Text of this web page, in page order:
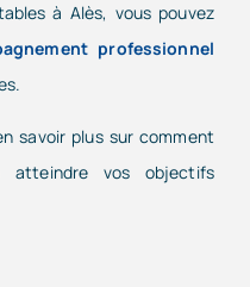
à Alès, vous pouvez
professionnel
savoir plus sur comment
atteindre vos objectifs